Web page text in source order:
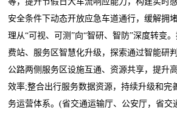
安全条件下动态开放应急车道通行，缓解拥
理从“可视、可测”向“智研、智防”深度转变
费站、服务区智慧化升级，探索通过智能研
公路两侧服务区设施互通、资源共享，提升
效率;整合出行服务数据资源，持续升级和完
务运营体系。(省交通运输厅、公安厅，省交